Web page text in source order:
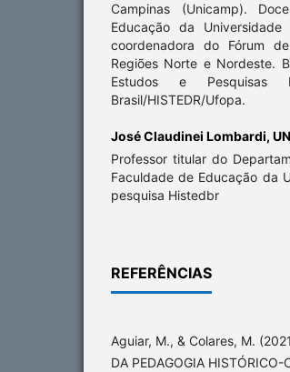
Campinas (Unicamp).
Educação da
coordenadora do Fórum
Regiões Norte e Nordeste.
Estudos e Pesquisas
Brasil/HISTEDR/Ufopa.
José Claudinei Lombardi,
Professor titular do
Faculdade de Educação da
pesquisa Histedbr
REFERÊNCIAS
Aguiar, M., & Colares, M.
DA PEDAGOGIA